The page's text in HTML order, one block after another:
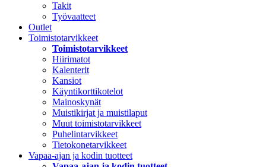
Takit
Työvaatteet
Outlet
Toimistotarvikkeet
Toimistotarvikkeet
Hiirimatot
Kalenterit
Kansiot
Käyntikorttikotelot
Mainoskynät
Muistikirjat ja muistilaput
Muut toimistotarvikkeet
Puhelintarvikkeet
Tietokonetarvikkeet
Vapaa-ajan ja kodin tuotteet